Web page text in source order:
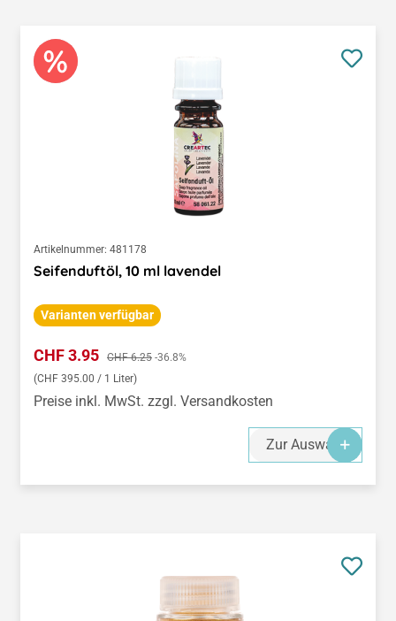
Artikelnummer: 481178
Seifenduftöl, 10 ml lavendel
Varianten verfügbar
Verkaufspreis:
CHF 3.95 Regulärer Preis:
CHF 6.25 -36.8%
(CHF 395.00 / 1 Liter)
Preise inkl. MwSt. zzgl. Versandkosten
Zur Auswahl